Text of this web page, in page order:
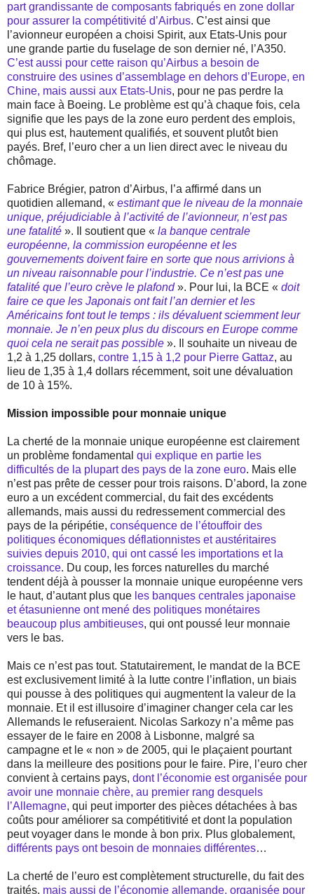
part grandissante de composants fabriqués en zone dollar
pour assurer la compétitivité d’Airbus. C’est ainsi que
l’avionneur européen a choisi Spirit, aux Etats-Unis pour
une grande partie du fuselage de son dernier né, l’A350.
C’est aussi pour cette raison qu’Airbus a besoin de
construire des usines d’assemblage en dehors d’Europe, en
Chine, mais aussi aux Etats-Unis, pour ne pas perdre la
main face à Boeing. Le problème est qu’à chaque fois, cela
signifie que les pays de la zone euro perdent des emplois,
qui plus est, hautement qualifiés, et souvent plutôt bien
payés. Bref, l’euro cher a un lien direct avec le niveau du
chômage.
Fabrice Brégier, patron d’Airbus, l’a affirmé dans un
quotidien allemand, « estimant que le niveau de la monnaie
unique, préjudiciable à l’activité de l’avionneur, n’est pas
une fatalité ». Il soutient que « la banque centrale
européenne, la commission européenne et les
gouvernements doivent faire en sorte que nous arrivions à
un niveau raisonnable pour l’industrie. Ce n’est pas une
fatalité que l’euro crève le plafond». Pour lui, la BCE « doit
faire ce que les Japonais ont fait l’an dernier et les
Américains font tout le temps : ils dévaluent sciemment leur
monnaie. Je n’en peux plus du discours en Europe comme
quoi cela ne serait pas possible ». Il souhaite un niveau de
1,2 à 1,25 dollars, contre 1,15 à 1,2 pour Pierre Gattaz, au
lieu de 1,35 à 1,4 dollars récemment, soit une dévaluation
de 10 à 15%.
Mission impossible pour monnaie unique
La cherté de la monnaie unique européenne est clairement
un problème fondamental qui explique en partie les
difficultés de la plupart des pays de la zone euro. Mais elle
n’est pas prête de cesser pour trois raisons. D’abord, la zone
euro a un excédent commercial, du fait des excédents
allemands, mais aussi du redressement commercial des
pays de la péripétie, conséquence de l’étouffoir des
politiques économiques déflationnistes et austéritaires
suivies depuis 2010, qui ont cassé les importations et la
croissance. Du coup, les forces naturelles du marché
tendent déjà à pousser la monnaie unique européenne vers
le haut, d’autant plus que les banques centrales japonaise
et étasunienne ont mené des politiques monétaires
beaucoup plus ambitieuses, qui ont poussé leur monnaie
vers le bas.
Mais ce n’est pas tout. Statutairement, le mandat de la BCE
est exclusivement limité à la lutte contre l’inflation, un biais
qui pousse à des politiques qui augmentent la valeur de la
monnaie. Et il est illusoire d’imaginer changer cela car les
Allemands le refuseraient. Nicolas Sarkozy n’a même pas
essayer de le faire en 2008 à Lisbonne, malgré sa
campagne et le « non » de 2005, qui le plaçaient pourtant
dans la meilleure des positions pour le faire. Pire, l’euro cher
convient à certains pays, dont l’économie est organisée pour
avoir une monnaie chère, au premier rang desquels
l’Allemagne, qui peut importer des pièces détachées à bas
coûts pour améliorer sa compétitivité et dont la population
peut voyager dans le monde à bon prix. Plus globalement,
différents pays ont besoin de monnaies différentes…
La cherté de l’euro est complètement structurelle, du fait des
traités, mais aussi de l’économie allemande, organisée pour